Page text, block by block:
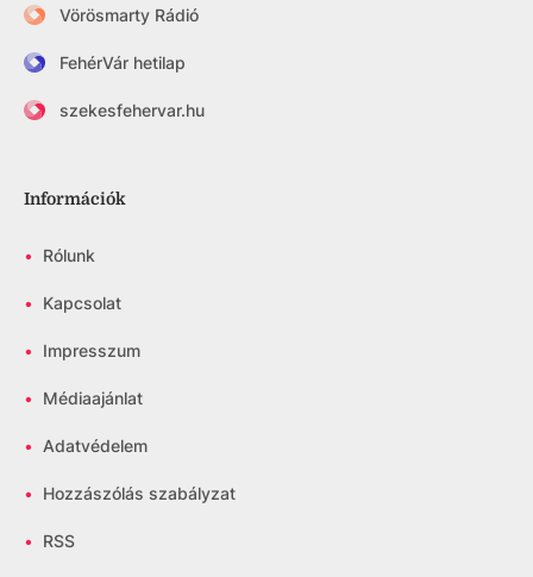
Vörösmarty Rádió
FehérVár hetilap
szekesfehervar.hu
Információk
• Rólunk
• Kapcsolat
• Impresszum
• Médiaajánlat
• Adatvédelem
• Hozzászólás szabályzat
• RSS